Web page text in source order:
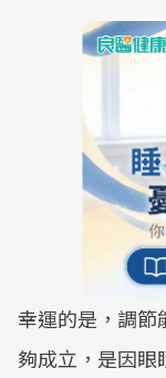
幸運的是，調節
夠成立，是因眼